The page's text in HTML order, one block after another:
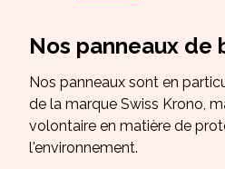
Nos panneaux de
Nos panneaux sont en
de la marque Swiss Krono,
volontaire en matière de
l'environnement.